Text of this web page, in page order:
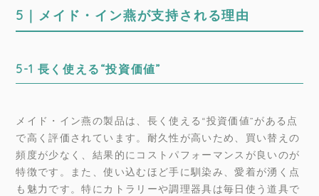
5｜メイド・イン燕が支持される理由
5-1 長く使える“投資価値”
メイド・イン燕の製品は、長く使える“投資価値”がある点
で高く評価されています。耐久性が高いため、買い替えの
頻度が少なく、結果的にコストパフォーマンスが良いのが
特徴です。また、使い込むほど手に馴染み、愛着が湧く点
も魅力です。特にカトラリーや調理器具は毎日使う道具で